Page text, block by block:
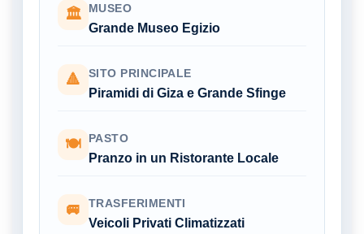
🏛 MUSEO
Grande Museo Egizio
🔺 SITO PRINCIPALE
Piramidi di Giza e Grande Sfinge
🍽 PASTO
Pranzo in un Ristorante Locale
🚐 TRASFERIMENTI
Veicoli Privati Climatizzati